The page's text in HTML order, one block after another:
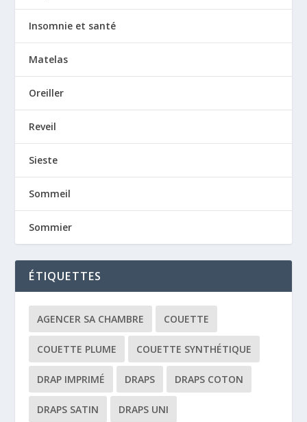
Insomnie et santé
Matelas
Oreiller
Reveil
Sieste
Sommeil
Sommier
ÉTIQUETTES
AGENCER SA CHAMBRE COUETTE
COUETTE PLUME COUETTE SYNTHÉTIQUE
DRAP IMPRIMÉ DRAPS DRAPS COTON
DRAPS SATIN DRAPS UNI